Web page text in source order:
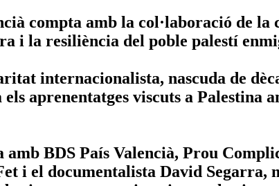
compta amb la col·laboració de
i la resiliència del poble palestí
internacionalista, nascuda de
aprenentatges viscuts a Palestina
amb BDS País Valencià, Prou
i el documentalista David